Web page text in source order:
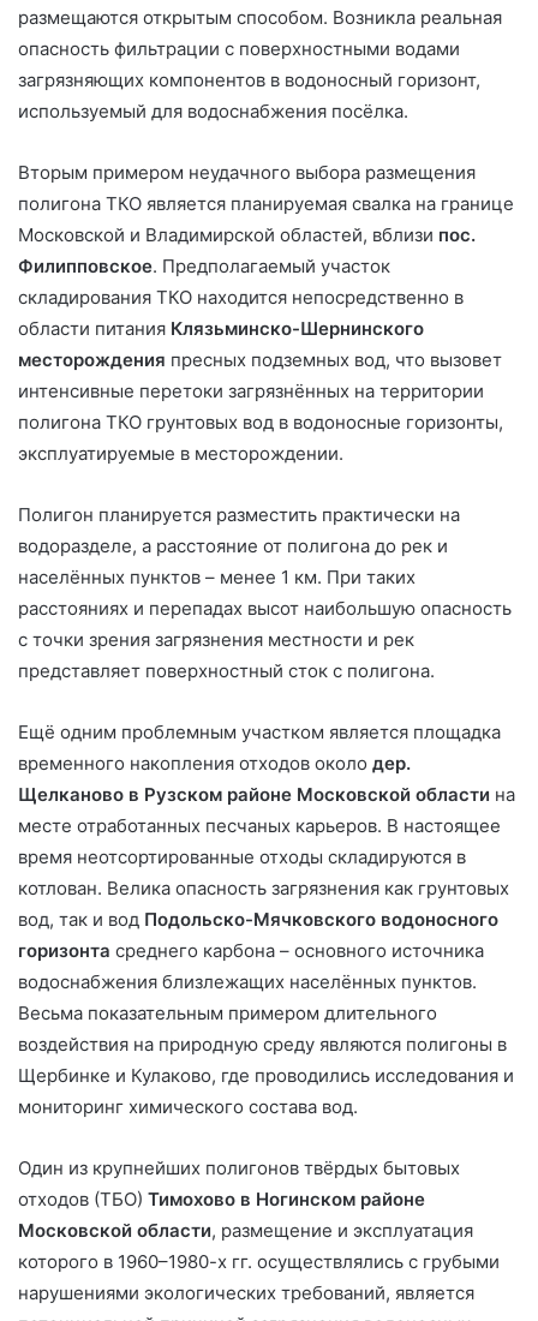
размещаются открытым способом. Возникла реальная
опасность фильтрации с поверхностными водами
загрязняющих компонентов в водоносный горизонт,
используемый для водоснабжения посёлка.
Вторым примером неудачного выбора размещения
полигона ТКО является планируемая свалка на границе
Московской и Владимирской областей, вблизи пос.
Филипповское. Предполагаемый участок
складирования ТКО находится непосредственно в
области питания Клязьминско-Шернинского
месторождения пресных подземных вод, что вызовет
интенсивные перетоки загрязнённых на территории
полигона ТКО грунтовых вод в водоносные горизонты,
эксплуатируемые в месторождении.
Полигон планируется разместить практически на
водоразделе, а расстояние от полигона до рек и
населённых пунктов – менее 1 км. При таких
расстояниях и перепадах высот наибольшую опасность
с точки зрения загрязнения местности и рек
представляет поверхностный сток с полигона.
Ещё одним проблемным участком является площадка
временного накопления отходов около дер.
Щелканово в Рузском районе Московской области на
месте отработанных песчаных карьеров. В настоящее
время неотсортированные отходы складируются в
котлован. Велика опасность загрязнения как грунтовых
вод, так и вод Подольско-Мячковского водоносного
горизонта среднего карбона – основного источника
водоснабжения близлежащих населённых пунктов.
Весьма показательным примером длительного
воздействия на природную среду являются полигоны в
Щербинке и Кулаково, где проводились исследования и
мониторинг химического состава вод.
Один из крупнейших полигонов твёрдых бытовых
отходов (ТБО) Тимохово в Ногинском районе
Московской области, размещение и эксплуатация
которого в 1960–1980-х гг. осуществлялись с грубыми
нарушениями экологических требований, является